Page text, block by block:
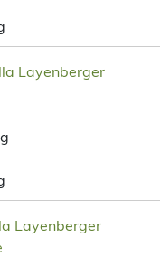
Layenberger
Layenberger